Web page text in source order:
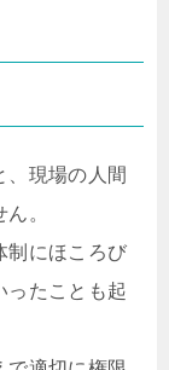
、現場の人間
。
制にほころび
ったことも起